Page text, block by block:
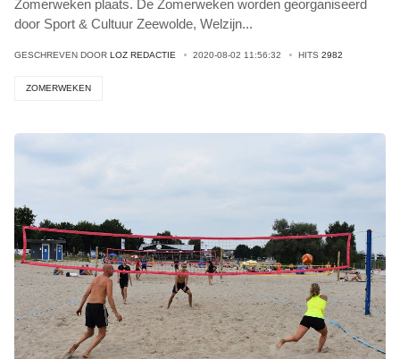
Zomerweken plaats. De Zomerweken worden georganiseerd
door Sport & Cultuur Zeewolde, Welzijn...
GESCHREVEN DOOR LOZ REDACTIE 2020-08-02 11:56:32 HITS 2982
ZOMERWEKEN